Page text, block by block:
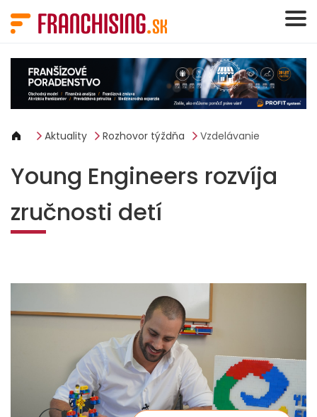
Aktuality Rozhovor týždňa Vzdelávanie
Young Engineers rozvíja
zručnosti detí